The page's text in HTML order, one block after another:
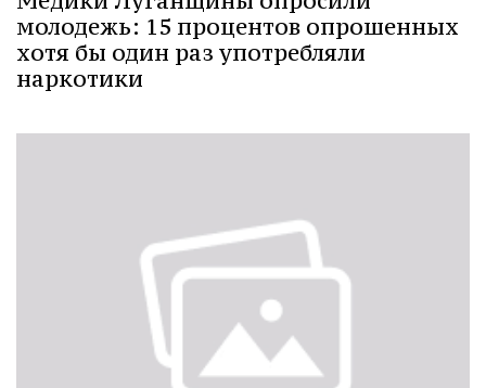
молодежь: 15 процентов опрошенных
хотя бы один раз употребляли
наркотики